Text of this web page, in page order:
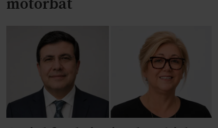
motorbåt